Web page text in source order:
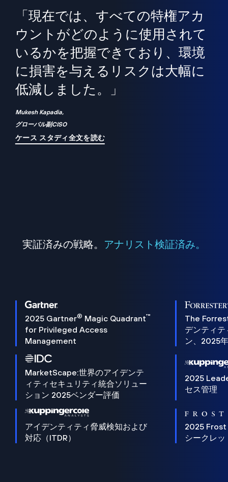
「現在では、すべての特権アカ
ウントがどのように使用されて
いるかを把握できており、環境
に損害を与えるリスクは大幅に
低減しました。」
Mukesh Kapadia,
グローバル副CISO
ケース スタディ全文を読む
実証済みの戦略。 アナリスト検証済み。
2025 Gartner® Magic Quadrant™
for Privileged Access
Management
The
デンティ
ン、2025
MarketScape:世界のアイデンテ
ィティセキュリティ統合ソリュー
ション 2025ベンダー評価
2025
セス管理
アイデンティティ脅威検知および
対応（ITDR）
2025 Frost
シークレッ